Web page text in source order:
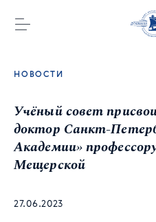
НОВОСТИ
Учёный совет
доктор Санкт-
Академии»
Мещерской
27.06.2023